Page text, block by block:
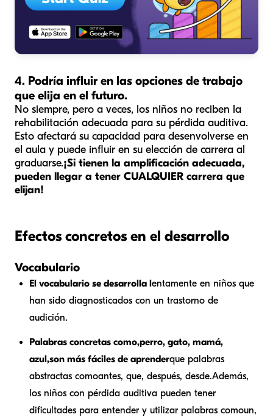
4. Podría influir en las opciones de trabajo
que elija en el futuro.
No siempre, pero a veces, los niños no reciben la
rehabilitación adecuada para su pérdida auditiva.
Esto afectará su capacidad para desenvolverse en
el aula y puede influir en su elección de carrera al
graduarse.¡Si tienen la amplificación adecuada,
pueden llegar a tener CUALQUIER carrera que
elijan!
Efectos concretos en el desarrollo
Vocabulario
El vocabulario se desarrolla lentamente en niños que
han sido diagnosticados con un trastorno de
audición.
Palabras concretas como,perro, gato, mamá,
azul,son más fáciles de aprenderque palabras
abstractas comoantes, que, después, desde.Además,
los niños con pérdida auditiva pueden tener
dificultades para entender y utilizar palabras comoun,